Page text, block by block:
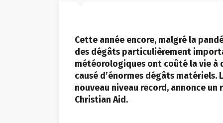
Cette année encore, malgré la
des dégâts particulièrement
météorologiques ont coûté la vie à
causé d’énormes dégâts
nouveau niveau record, annonce
Christian Aid.